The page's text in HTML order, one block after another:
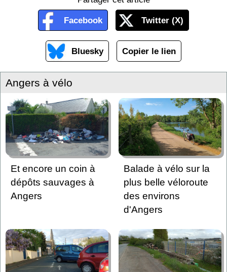
Facebook Twitter (X)
Bluesky Copier le lien
Angers à vélo
Et encore un coin à
dépôts sauvages à
Angers
Balade à vélo sur la
plus belle véloroute
des environs
d'Angers